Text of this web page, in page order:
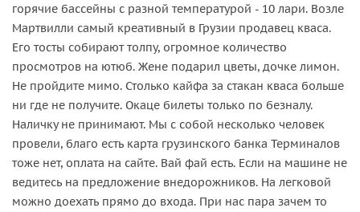
горячие бассейны с разной температурой - 10 лари. Возле
Мартвилли самый креативный в Грузии продавец кваса.
Его тосты собирают толпу, огромное количество
просмотров на ютюб. Жене подарил цветы, дочке лимон.
Не пройдите мимо. Столько кайфа за стакан кваса больше
ни где не получите. Окаце билеты только по безналу.
Наличку не принимают. Мы с собой несколько человек
провели, благо есть карта грузинского банка Терминалов
тоже нет, оплата на сайте. Вай фай есть. Если на машине не
ведитесь на предложение внедорожников. На легковой
можно доехать прямо до входа. При нас пара зачем то